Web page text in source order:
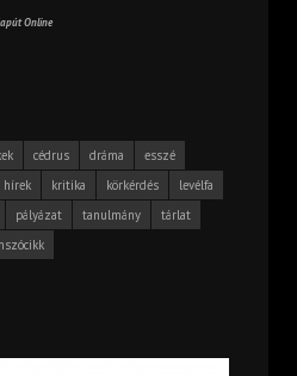
Online
cédrus dráma
esszé
hírek kritika körkérdés
levélfa
pályázat tanulmány
tárlat